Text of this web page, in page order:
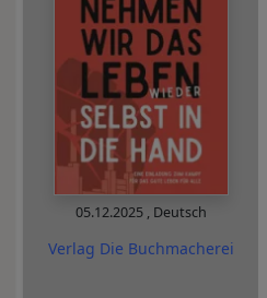
05.12.2025 , Deutsch
Verlag Die Buchmacherei